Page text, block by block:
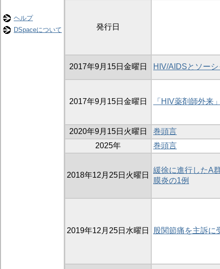
ヘルプ
DSpaceについて
発行日
2017年9月15日金曜日 HIV/AIDSとソー
2017年9月15日金曜日 「HIV薬剤師外来
2020年9月15日火曜日
巻頭言
2025年
巻頭言
2018年12月25日火曜日
緩徐に進行したA
膜炎の1例
2019年12月25日水曜日 股関節痛を主訴に